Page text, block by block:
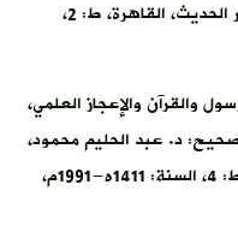
القرشي الدمشقي (ت: 774ه)، مطبعة دار الحديث، القاهرة، ط: 2،
والقرآن والإعجاز العلمي،
د. عبد الحليم محمود،
دار الإنسان للتأليف والترجمة، القاهرة، ط: 4، السنة: 1411ه-1991م،